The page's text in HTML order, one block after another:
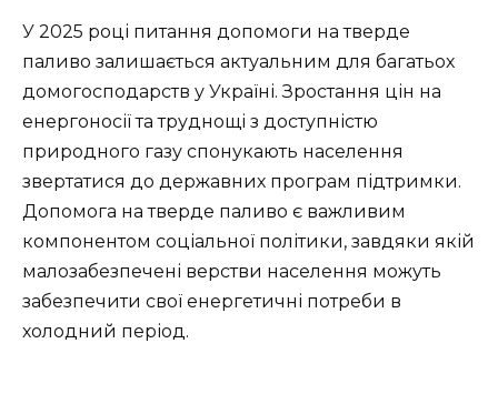
У 2025 році питання допомоги на тверде
паливо залишається актуальним для багатьох
домогосподарств у Україні. Зростання цін на
енергоносії та труднощі з доступністю
природного газу спонукають населення
звертатися до державних програм підтримки.
Допомога на тверде паливо є важливим
компонентом соціальної політики, завдяки якій
малозабезпечені верстви населення можуть
забезпечити свої енергетичні потреби в
холодний період.